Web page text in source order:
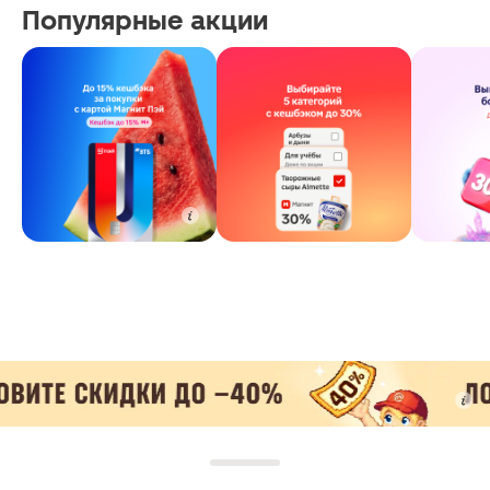
Популярные акции